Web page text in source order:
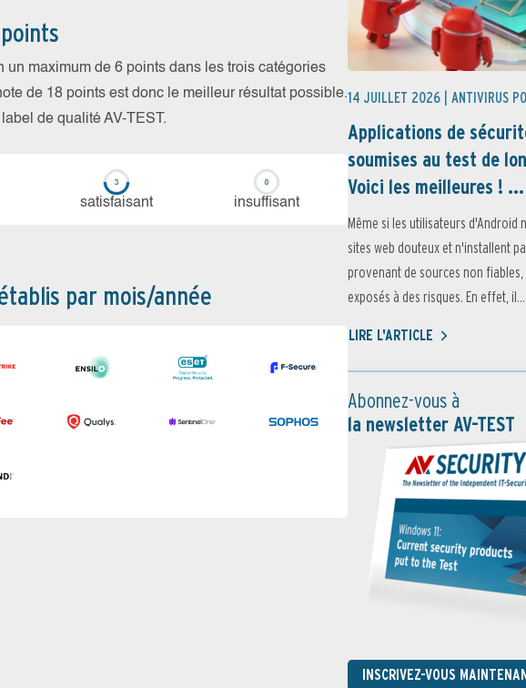
un maximum de 6 points dans les trois catégories
de 18 points est donc le meilleur résultat possible.
de qualité AV-TEST.
sa­tis­fai­sant in­suf­fi­sant
par mois/année
14 JUILLET 2026 | ANTIVIRUS
Applications de
soumises au test de
Voici les meilleures ! ...
Même si les utilisateurs d'Android
sites web douteux et n'installent
provenant de sources non
exposés à des risques. En effet, il...
LIRE L'ARTICLE
Abonnez-vous à
la newsletter AV-TEST
INSCRIVEZ-VOUS